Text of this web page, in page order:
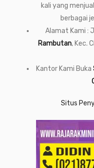
kali yang
berbagai
Alamat Kami :
Rambutan, Kec.
Kantor Kami Buka
Situs